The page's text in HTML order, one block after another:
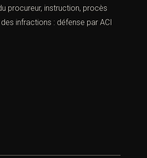
procureur, instruction, procès
infractions : défense par ACI